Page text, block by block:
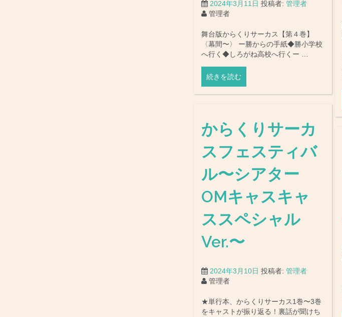
2024年3月11日 投稿者: 管理者
管理者
舞台版からくりサーカス【第４巻】
〈幕間〜〉 ー勝からの手紙◆勝小学校
へ行く◆しろがね高校へ行くー …
続きを読む
からくりサーカ
スフェスティバ
ル〜シアター
OMキャスキャ
ススペシャル
Ver.〜
2024年3月10日 投稿者: 管理者
管理者
★単行本、からくりサーカス1巻〜3巻
をキャストが振り返る！裏話が聞けち